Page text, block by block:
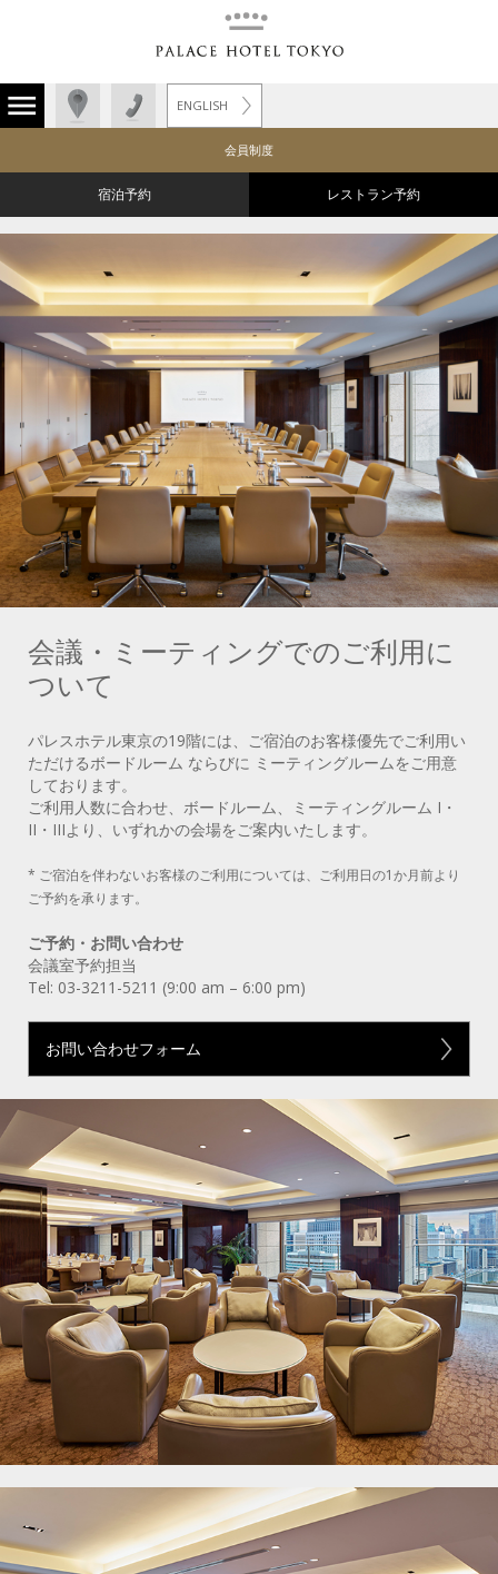
ENGLISH
会員制度
宿泊予約 レストラン予約
会議・ミーティングでのご利用に
ついて
パレスホテル東京の19階には、ご宿泊のお客様優先でご利用い
ただけるボードルーム ならびに ミーティングルームをご用意
しております。
ご利用人数に合わせ、ボードルーム、ミーティングルーム I・
II・IIIより、いずれかの会場をご案内いたします。
* ご宿泊を伴わないお客様のご利用については、ご利用日の1か月前より
ご予約を承ります。
ご予約・お問い合わせ
会議室予約担当
Tel: 03-3211-5211 (9:00 am – 6:00 pm)
お問い合わせフォーム